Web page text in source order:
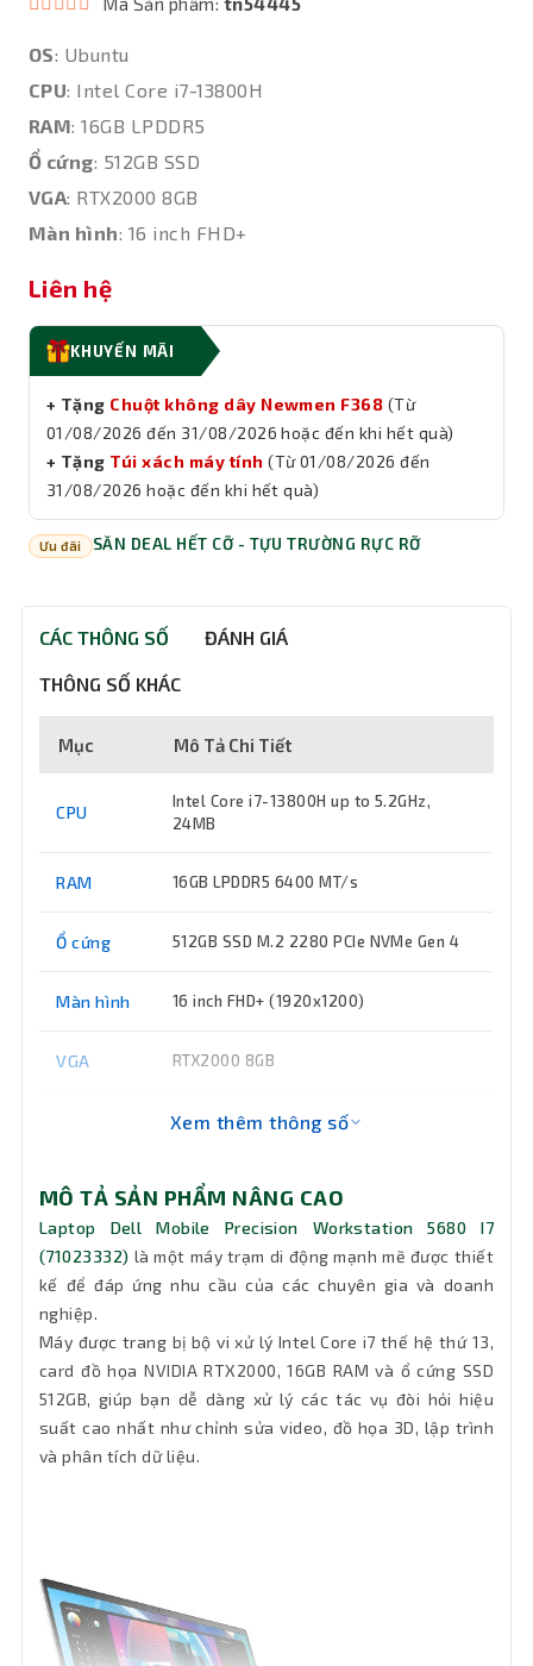
OS: Ubuntu
CPU: Intel Core i7-13800H
RAM: 16GB LPDDR5
Ổ cứng: 512GB SSD
VGA: RTX2000 8GB
Màn hình: 16 inch FHD+
Liên hệ
KHUYẾN MÃI
+ Tặng Chuột không dây Newmen F368 (Từ
01/08/2026 đến 31/08/2026hoặc đến khi hết quà)
+ Tặng Túi xách máy tính (Từ01/08/2026 đến
31/08/2026 hoặc đến khi hết quà)
Ưu đãi SĂN DEAL HẾT CỠ - TỰU TRƯỜNG RỰC RỠ
CÁC THÔNG SỐ ĐÁNH GIÁ
THÔNG SỐ KHÁC
Mục Mô Tả Chi Tiết
CPU
Intel Core i7-13800H up to 5.2GHz,
24MB
RAM 16GB LPDDR5 6400 MT/s
Ổ cứng 512GB SSD M.2 2280 PCIe NVMe Gen 4
Màn hình 16 inch FHD+ (1920x1200)
VGA RTX2000 8GB
Pin 6 Cell - 100Wh
Keyboard Tiêu chuẩn
Đèn bàn
phím
CNCL machined recycled Aluminum with
plastic
mạng LAN
Bluetooth 5.3
Xem thêm thông số
MÔ TẢ SẢN PHẨM NÂNG CAO
Laptop Dell Mobile Precision Workstation 5680 I7
(71023332) là một máy trạm di động mạnh mẽ được thiết
kế để đáp ứng nhu cầu của các chuyên gia và doanh
nghiệp.
Máy được trang bị bộ vi xử lý Intel Core i7 thế hệ thứ 13,
card đồ họa NVIDIA RTX2000, 16GB RAM và ổ cứng SSD
512GB, giúp bạn dễ dàng xử lý các tác vụ đòi hỏi hiệu
suất cao nhất như chỉnh sửa video, đồ họa 3D, lập trình
và phân tích dữ liệu.